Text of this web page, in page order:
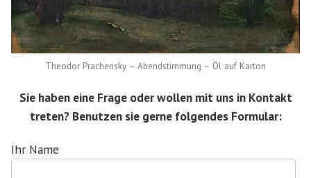
Theodor Prachensky – Abendstimmung – Öl auf Karton
Sie haben eine Frage oder wollen mit uns in Kontakt
treten? Benutzen sie gerne folgendes Formular:
Ihr Name